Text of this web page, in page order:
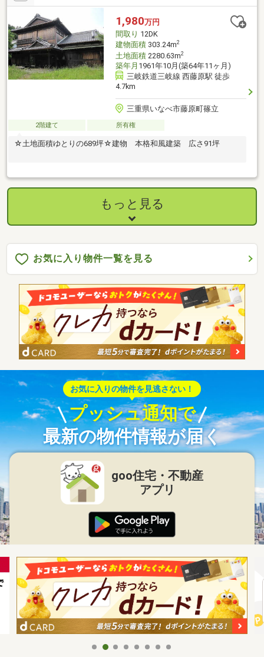
1,980万円
間取り 12DK
建物面積303.24m2
土地面積2280.63m2
築年月 1961年10月(築64年11ヶ月)
三岐鉄道三岐線 西藤原駅 徒歩
4.7km
三重県いなべ市藤原町篠立
2階建て 所有権
☆土地面積ゆとりの689坪☆建物 本格和風建築 広さ91坪
もっと見る
お気に入り物件一覧を見る
お気に入りの物件を見逃さない！
プッシュ通知で
最新の物件情報が届く
goo住宅・不動産
アプリ